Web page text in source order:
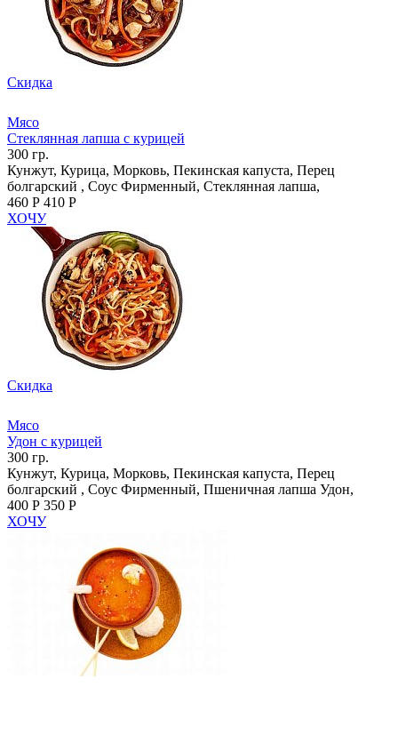
Скидка
Мясо
Стеклянная лапша с курицей
300 гр.
Кунжут, Курица, Морковь, Пекинская капуста, Перец
болгарский , Соус Фирменный, Стеклянная лапша,
460 Р 410 Р
ХОЧУ
Скидка
Мясо
Удон с курицей
300 гр.
Кунжут, Курица, Морковь, Пекинская капуста, Перец
болгарский , Соус Фирменный, Пшеничная лапша Удон,
400 Р 350 Р
ХОЧУ